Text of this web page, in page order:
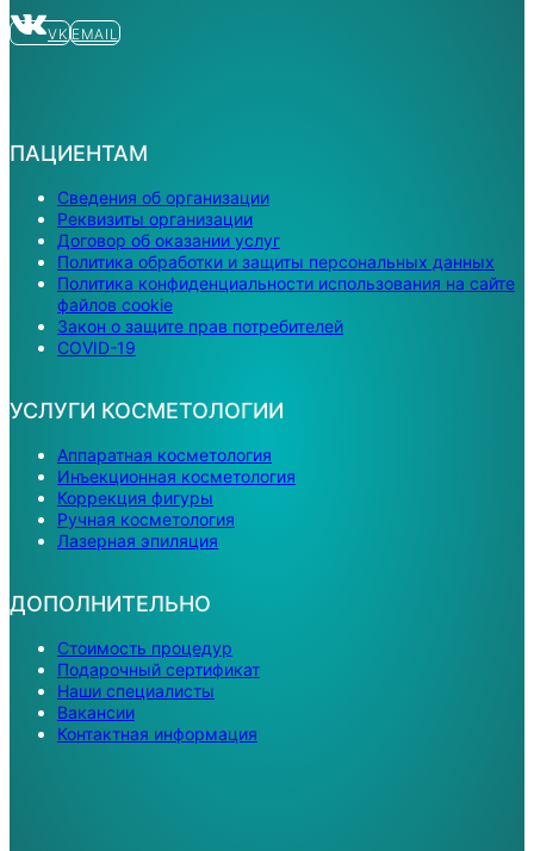
VK EMAIL
ПАЦИЕНТАМ
Сведения об организации
Реквизиты организации
Договор об оказании услуг
Политика обработки и защиты персональных данных
Политика конфиденциальности использования на сайте
файлов cookie
Закон о защите прав потребителей
COVID-19
УСЛУГИ КОСМЕТОЛОГИИ
Аппаратная косметология
Инъекционная косметология
Коррекция фигуры
Ручная косметология
Лазерная эпиляция
ДОПОЛНИТЕЛЬНО
Стоимость процедур
Подарочный сертификат
Наши специалисты
Вакансии
Контактная информация